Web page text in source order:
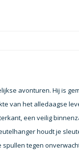
avonturen. Hij is
van het alledaagse
een veilig
houdt je
tegen